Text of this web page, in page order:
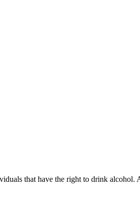
that have the right to drink